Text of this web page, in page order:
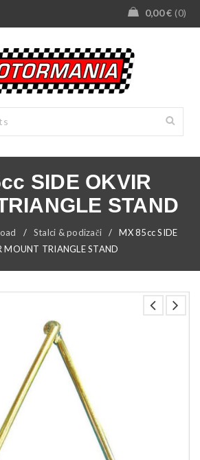
0,00€ 0
SIDE OKVIR
STAND
/ Stalci & podizači /
MX 85cc SIDE
MOUNT TRIANGLE STAND